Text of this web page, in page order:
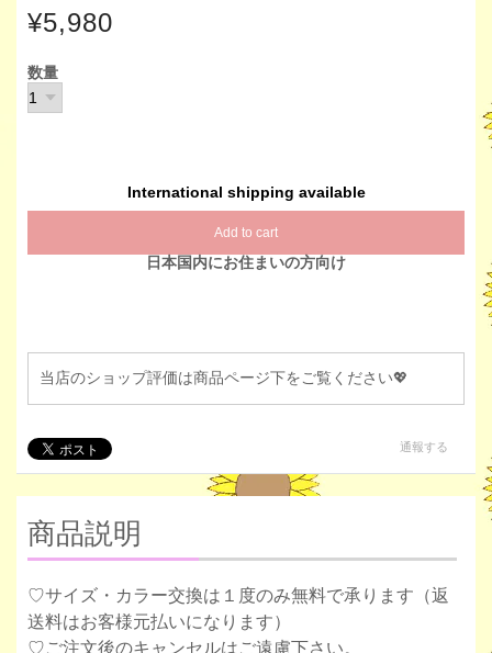
¥5,980
数量
International shipping available
Add to cart
日本国内にお住まいの方向け
当店のショップ評価は商品ページ下をご覧ください💖
通報する
商品説明
♡サイズ・カラー交換は１度のみ無料で承ります（返
送料はお客様元払いになります）
♡ご注文後のキャンセルはご遠慮下さい。